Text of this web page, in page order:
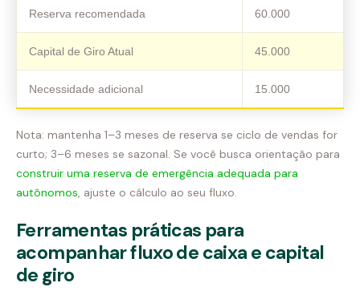
Reserva recomendada 60.000
Capital de Giro Atual 45.000
Necessidade adicional 15.000
Nota: mantenha 1–3 meses de reserva se ciclo de vendas for
curto; 3–6 meses se sazonal. Se você busca orientação para
construir uma reserva de emergência adequada para
autônomos, ajuste o cálculo ao seu fluxo.
Ferramentas práticas para
acompanhar fluxo de caixa e capital
de giro